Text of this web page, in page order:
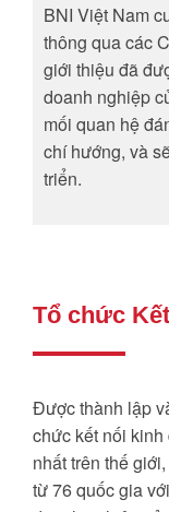
BNI Việt Nam
thông qua các
giới thiệu đã
doanh nghiệp
mối quan hệ
chí hướng, và
triển.
Tổ chức
Được thành lập
chức kết nối
nhất trên thế
từ 76 quốc gia